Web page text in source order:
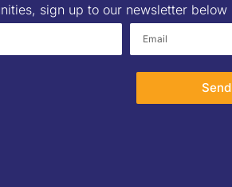
sign up to our newsletter below
Send